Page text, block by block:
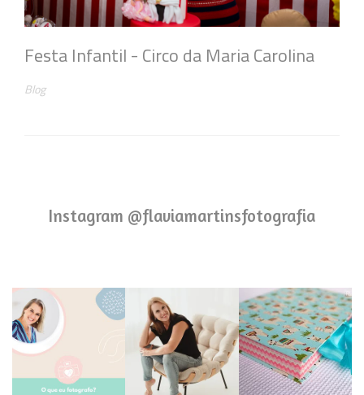
Festa Infantil - Circo da Maria Carolina
Blog
Instagram @flaviamartinsfotografia